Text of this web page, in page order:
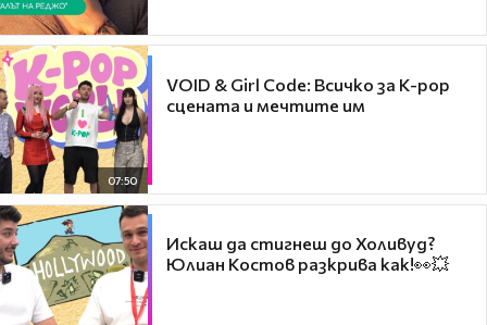
07:50
VOID & Girl Code: Всичко за K-pop
сцената и мечтите им
Искаш да стигнеш до Холивуд?
Юлиан Костов разкрива как!👀💥